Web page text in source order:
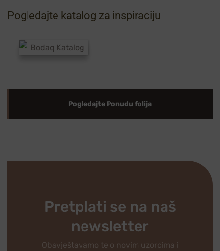
Pogledajte katalog za inspiraciju
Pogledajte Ponudu folija
Pretplati se na naš
newsletter
Obavještavamo te o novim uzorcima i